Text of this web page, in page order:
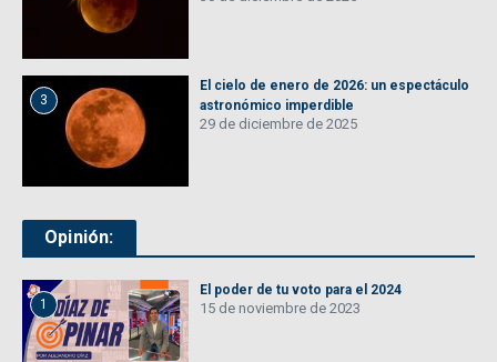
3
El cielo de enero de 2026: un espectáculo
astronómico imperdible
29 de diciembre de 2025
Opinión:
1
El poder de tu voto para el 2024
15 de noviembre de 2023